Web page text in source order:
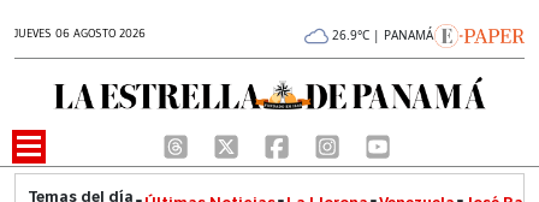
JUEVES 06 AGOSTO 2026 26.9°C | PANAMÁ